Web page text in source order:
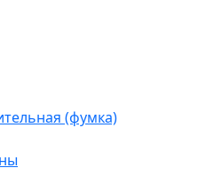
(фумка)